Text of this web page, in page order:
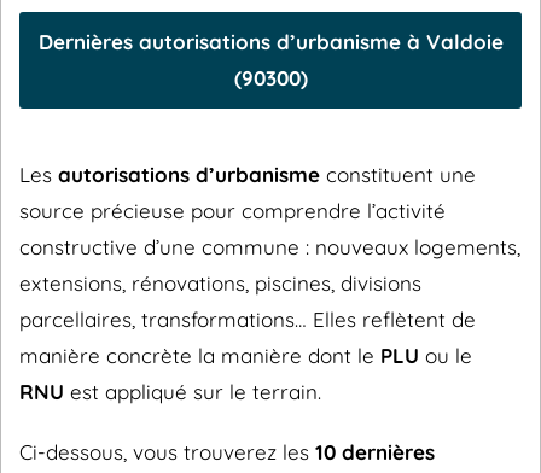
Dernières autorisations d’urbanisme à Valdoie
(90300)
Les autorisations d’urbanisme constituent une
source précieuse pour comprendre l’activité
constructive d’une commune : nouveaux logements,
extensions, rénovations, piscines, divisions
parcellaires, transformations… Elles reflètent de
manière concrète la manière dont le PLU ou le
RNU est appliqué sur le terrain.
Ci-dessous, vous trouverez les 10 dernières